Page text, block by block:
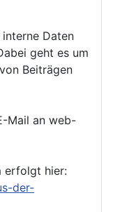
Daten
geht es um
Beiträgen
Mail an web-
erfolgt hier:
der-